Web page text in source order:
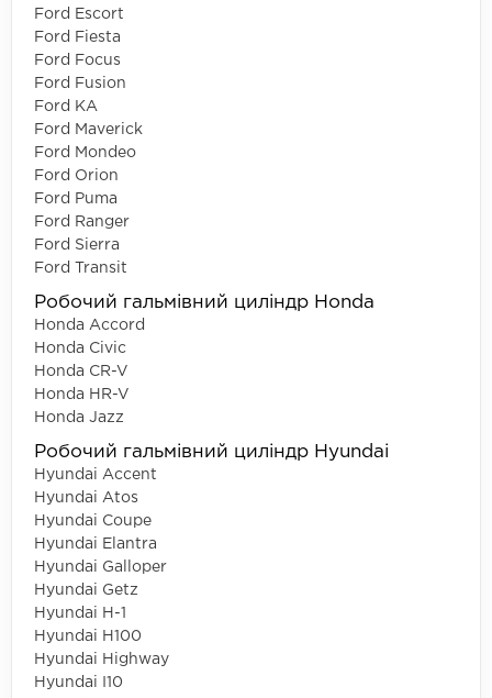
Ford Escort
Ford Fiesta
Ford Focus
Ford Fusion
Ford KA
Ford Maverick
Ford Mondeo
Ford Orion
Ford Puma
Ford Ranger
Ford Sierra
Ford Transit
Робочий гальмівний циліндр Honda
Honda Accord
Honda Civic
Honda CR-V
Honda HR-V
Honda Jazz
Робочий гальмівний циліндр Hyundai
Hyundai Accent
Hyundai Atos
Hyundai Coupe
Hyundai Elantra
Hyundai Galloper
Hyundai Getz
Hyundai H-1
Hyundai H100
Hyundai Highway
Hyundai I10